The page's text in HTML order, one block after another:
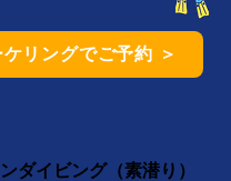
リングでご予約 ＞
ダイビング（素潜り）